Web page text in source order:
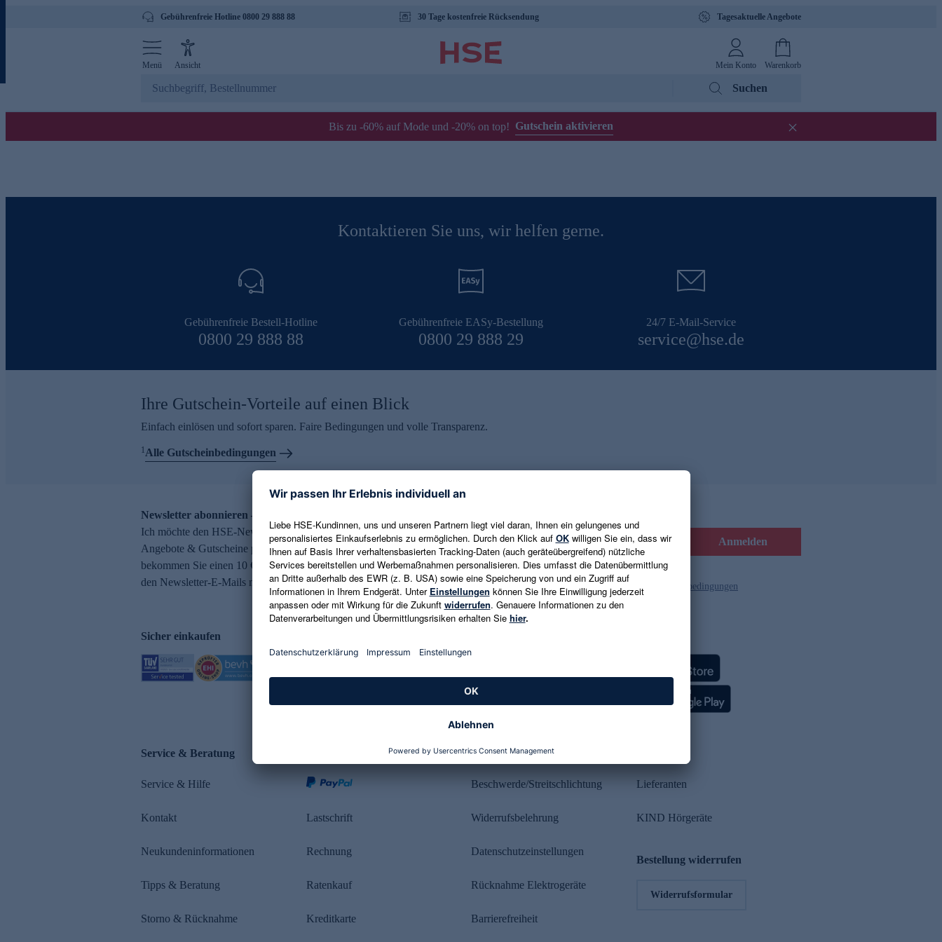
Gebührenfreie Hotline 0800 29 888 88 30 Tage kostenfreie Rücksendung Tagesaktuelle Angebote
Menü Ansicht Mein Konto Warenkorb
Suchen
Bis zu -60% auf Mode und -20% on top! Gutschein aktivieren
Kontaktieren Sie uns, wir helfen gerne.
Gebührenfreie Bestell-Hotline
0800 29 888 88
Gebührenfreie EASy-Bestellung
0800 29 888 29
24/7 E-Mail-Service
service@hse.de
Ihre Gutschein-Vorteile auf einen Blick
Einfach einlösen und sofort sparen. Faire Bedingungen und volle Transparenz.
1Alle Gutscheinbedingungen
Newsletter abonnieren – 10 € Gutschein erhalten
Ich möchte den HSE-Newsletter abonnieren und aktuelle Trends,
Angebote & Gutscheine per E-Mail erhalten. Als Dankeschön
bekommen Sie einen 10 € Gutschein. Eine Abmeldung ist jederzeit in
den Newsletter-E-Mails möglich.
E-Mail-Adresse eingeben Anmelden
Es gelten die Datenschutzrichtlinien und die Gutscheinbedingungen
Sicher einkaufen
Service & Beratung
Service & Hilfe
Kontakt
Neukundeninformationen
Tipps & Beratung
Storno & Rücknahme
Lastschrift
Rechnung
Ratenkauf
Kreditkarte
Rechtliches
Beschwerde/Streitschlichtung
Widerrufsbelehrung
Datenschutzeinstellungen
Rücknahme Elektrogeräte
Barrierefreiheit
Lieferanten
KIND Hörgeräte
Bestellung widerrufen
Widerrufsformular